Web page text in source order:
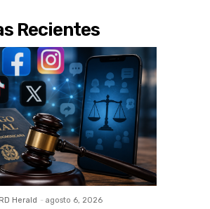
Recientes
RD Herald - agosto 6, 2026